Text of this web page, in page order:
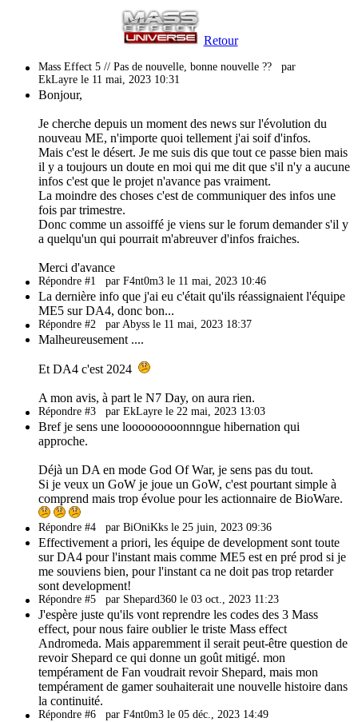
Retour
Mass Effect 5 // Pas de nouvelle, bonne nouvelle ?? par
EkLayre le 11 mai, 2023 10:31
Bonjour,
Je cherche depuis un moment des news sur l'évolution du
nouveau ME, n'importe quoi tellement j'ai soif d'infos.
Mais c'est le désert. Je me suis dis que tout ce passe bien mais
il y a toujours un doute en moi qui me dit que s'il n'y a aucune
infos c'est que le projet n'avance pas vraiment.
La moindre des choses c'est de communiquer des infos une
fois par trimestre.
Donc comme un assoiffé je viens sur le forum demander s'il y
a quelqu'un qui pourrait m'abreuver d'infos fraiches.
Merci d'avance
Répondre #1 par F4nt0m3 le 11 mai, 2023 10:46
La dernière info que j'ai eu c'était qu'ils réassignaient l'équipe
ME5 sur DA4, donc bon...
Répondre #2 par Abyss le 11 mai, 2023 18:37
Malheureusement ....
Et DA4 c'est 2024
A mon avis, à part le N7 Day, on aura rien.
Répondre #3 par EkLayre le 22 mai, 2023 13:03
Bref je sens une looooooooonnngue hibernation qui
approche.
Déjà un DA en mode God Of War, je sens pas du tout.
Si je veux un GoW je joue un GoW, c'est pourtant simple à
comprend mais trop évolue pour les actionnaire de BioWare.
Répondre #4 par BiOniKks le 25 juin, 2023 09:36
Effectivement a priori, les équipe de development sont toute
sur DA4 pour l'instant mais comme ME5 est en pré prod si je
me souviens bien, pour l'instant ca ne doit pas trop retarder
sont development!
Répondre #5 par Shepard360 le 03 oct., 2023 11:23
J'espère juste qu'ils vont reprendre les codes des 3 Mass
effect, pour nous faire oublier le triste Mass effect
Andromeda. Mais apparemment il serait peut-être question de
revoir Shepard ce qui donne un goût mitigé. mon
tempérament de Fan voudrait revoir Shepard, mais mon
tempérament de gamer souhaiterait une nouvelle histoire dans
la continuité.
Répondre #6 par F4nt0m3 le 05 déc., 2023 14:49